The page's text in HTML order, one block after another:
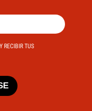
RECIBIR TUS